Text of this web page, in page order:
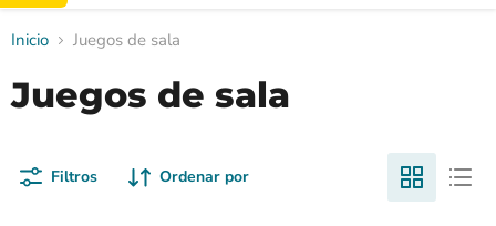
Inicio Juegos de sala
Juegos de sala
Filtros Ordenar por